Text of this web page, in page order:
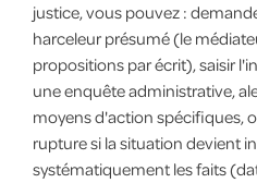
justice, vous pouvez :
harceleur présumé (le
propositions par écrit), saisir
une enquête administrative,
moyens d'action spécifiques,
rupture si la situation devient
systématiquement les faits